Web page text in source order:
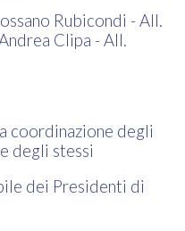
Rubicondi - All.
Clipa - All.
coordinazione degli
degli stessi
dei Presidenti di